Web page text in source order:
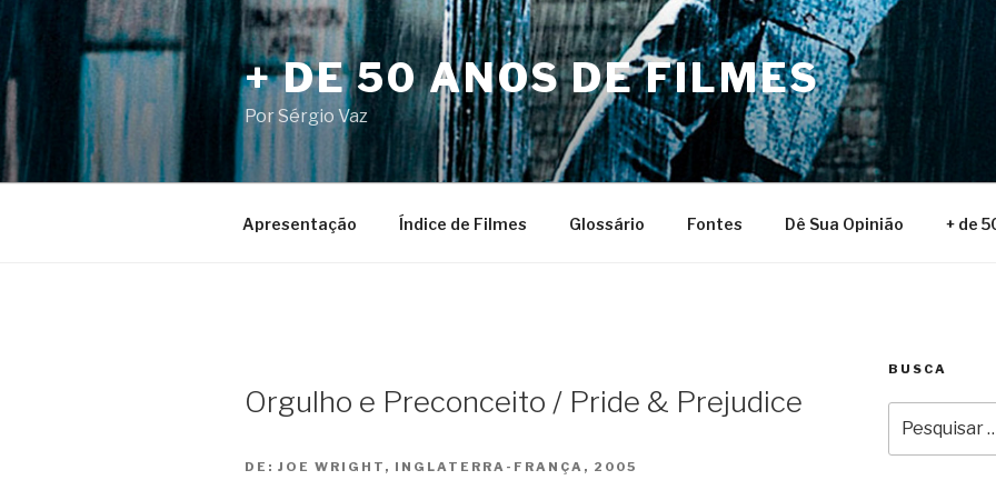
para
o
conteúdo
+ DE 50 ANOS DE FILMES
Por Sérgio Vaz
Apresentação Índice de Filmes Glossário Fontes Dê Sua Opinião + de
Orgulho e Preconceito / Pride & Prejudice
DE: JOE WRIGHT, INGLATERRA-FRANÇA, 2005
BUSCA
por: